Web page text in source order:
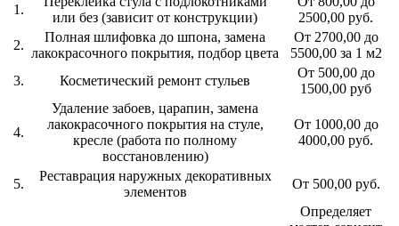
1.
или без (зависит от конструкции)
2500,00 руб.
2.
Полная шлифовка до шпона, замена
лакокрасочного покрытия, подбор цвета
От 2700,00 до
5500,00 за 1 м2
3.
Косметический ремонт стульев
От 500,00 до
1500,00 руб
4.
Удаление забоев, царапин, замена
лакокрасочного покрытия на стуле,
кресле (работа по полному
восстановлению)
От 1000,00 до
4000,00 руб.
5.
Реставрация наружных декоративных
элементов
От 500,00 руб.
Определяет